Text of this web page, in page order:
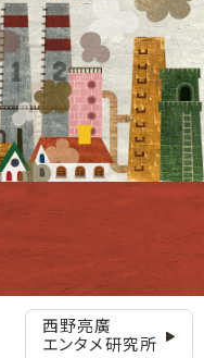
西野亮廣
エンタメ研究所